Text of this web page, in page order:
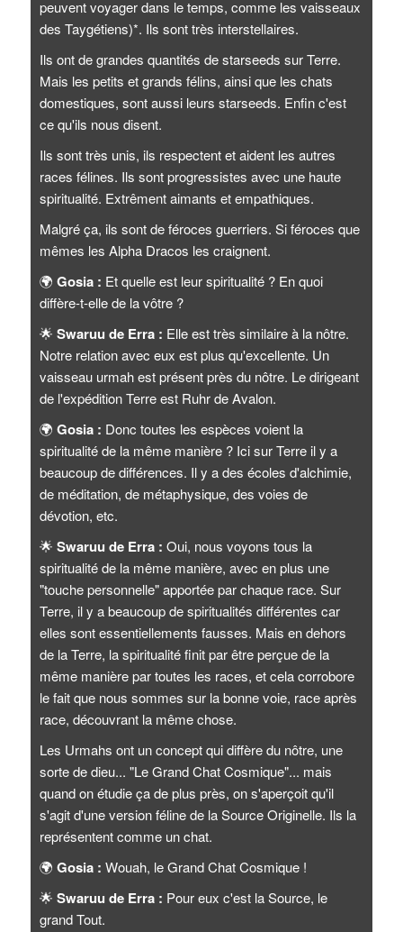
peuvent voyager dans le temps, comme les vaisseaux
des Taygétiens)*. Ils sont très interstellaires.
Ils ont de grandes quantités de starseeds sur Terre.
Mais les petits et grands félins, ainsi que les chats
domestiques, sont aussi leurs starseeds. Enfin c'est
ce qu'ils nous disent.
Ils sont très unis, ils respectent et aident les autres
races félines. Ils sont progressistes avec une haute
spiritualité. Extrêment aimants et empathiques.
Malgré ça, ils sont de féroces guerriers. Si féroces que
mêmes les Alpha Dracos les craignent.
🌍 Gosia : Et quelle est leur spiritualité ? En quoi
diffère-t-elle de la vôtre ?
🌟 Swaruu de Erra : Elle est très similaire à la nôtre.
Notre relation avec eux est plus qu'excellente. Un
vaisseau urmah est présent près du nôtre. Le dirigeant
de l'expédition Terre est Ruhr de Avalon.
🌍 Gosia : Donc toutes les espèces voient la
spiritualité de la même manière ? Ici sur Terre il y a
beaucoup de différences. Il y a des écoles d'alchimie,
de méditation, de métaphysique, des voies de
dévotion, etc.
🌟 Swaruu de Erra : Oui, nous voyons tous la
spiritualité de la même manière, avec en plus une
"touche personnelle" apportée par chaque race. Sur
Terre, il y a beaucoup de spiritualités différentes car
elles sont essentiellements fausses. Mais en dehors
de la Terre, la spiritualité finit par être perçue de la
même manière par toutes les races, et cela corrobore
le fait que nous sommes sur la bonne voie, race après
race, découvrant la même chose.
Les Urmahs ont un concept qui diffère du nôtre, une
sorte de dieu... "Le Grand Chat Cosmique"... mais
quand on étudie ça de plus près, on s'aperçoit qu'il
s'agit d'une version féline de la Source Originelle. Ils la
représentent comme un chat.
🌍 Gosia : Wouah, le Grand Chat Cosmique !
🌟 Swaruu de Erra : Pour eux c'est la Source, le
grand Tout.